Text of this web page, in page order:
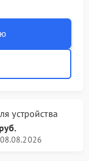
устройства